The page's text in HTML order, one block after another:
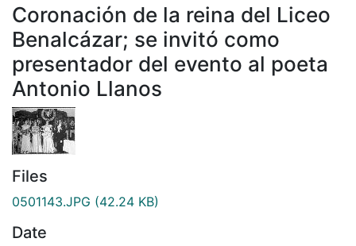
Coronación de la reina del Liceo
Benalcázar; se invitó como
presentador del evento al poeta
Antonio Llanos
Files
0501143.JPG (42.24 KB)
Date